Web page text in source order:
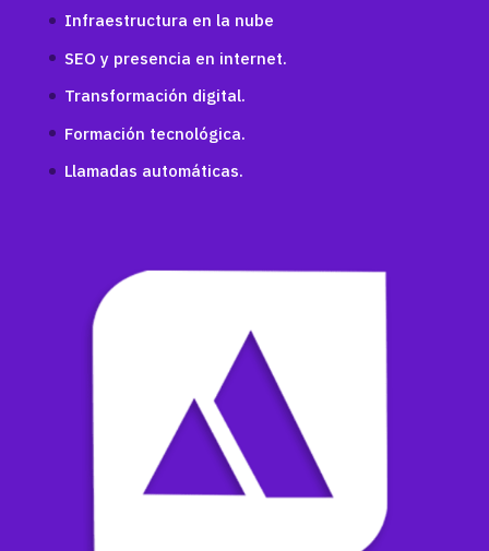
Infraestructura en la nube
SEO y presencia en internet.
Transformación digital.
Formación tecnológica.
Llamadas automáticas.